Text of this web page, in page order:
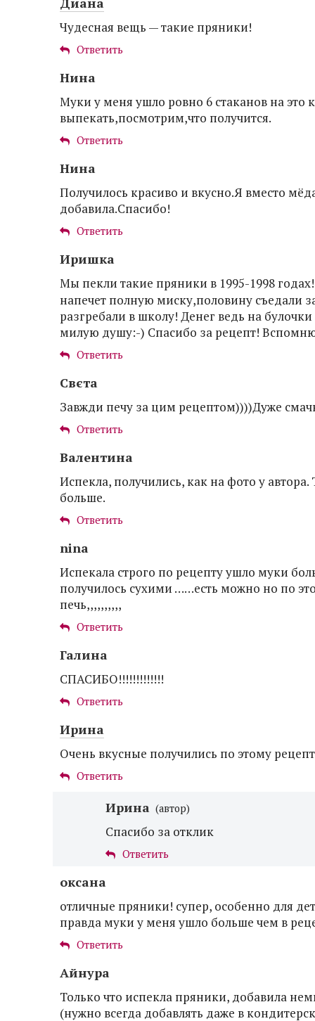
Чудесная вещь — такие пряники!
Ответить
Нина
Муки у меня ушло ровно 6 стаканов на это
выпекать,посмотрим,что получится.
Ответить
Нина
Получилось красиво и вкусно.Я вместо
добавила.Спасибо!
Ответить
Иришка
Мы пекли такие пряники в 1995-1998
напечет полную миску,половину съедали
разгребали в школу! Денег ведь на
милую душу:-) Спасибо за рецепт! Вспомню
Ответить
Свєта
Завжди печу за цим рецептом))))Дуже
Ответить
Валентина
Испекла, получились, как на фото у
больше.
Ответить
nina
Испекала строго по рецепту ушло муки
получилось сухими ……есть можно но по
печь,,,,,,,,,,
Ответить
Галина
СПАСИБО!!!!!!!!!!!!!
Ответить
Ирина
Очень вкусные получились по этому
Ответить
Ирина (автор)
Спасибо за отклик
Ответить
оксана
отличные пряники! супер, особенно для
правда муки у меня ушло больше чем в
Ответить
Айнура
Только что испекла пряники, добавила
(нужно всегда добавлять даже в